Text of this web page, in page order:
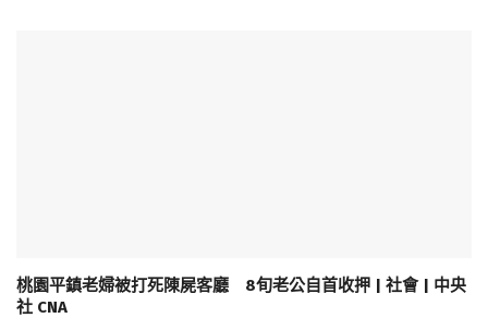
桃園平鎮老婦被打死陳屍客廳 8旬老公自首收押 | 社會 | 中央
社 CNA